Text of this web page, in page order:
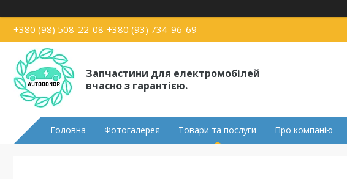
+380 (98) 508-22-08 +380 (93) 734-96-69
Запчастини для електромобілей
вчасно з гарантією.
Головна Фотогалерея Товари та послуги Про компанію